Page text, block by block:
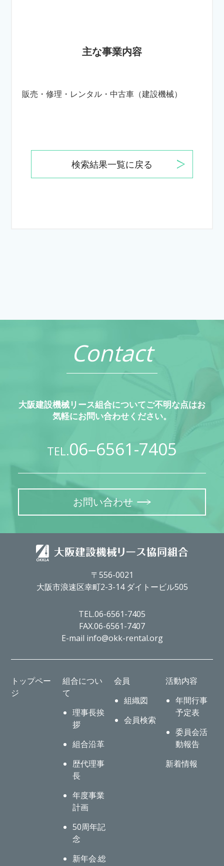
主な事業内容
販売・修理・レンタル・中古車（建設機械）
検索結果一覧に戻る
Contact
大阪建設機械リース組合についてご不明な点はお
気軽にお問い合わせください。
TEL.06–6561-7405
お問い合わせ
〒556-0021
大阪市浪速区幸町2-3-14 ダイトービル505
TEL.06-6561-7405
FAX.06-6561-7407
E-mail info@okk-rental.org
トップペー
ジ
組合につい
て
理事長挨
拶
組合沿革
歴代理事
長
年度事業
計画
50周年記
念
新年会.総
会員
組織図
会員検索
活動内容
年間行事
予定表
委員会活
動報告
新着情報